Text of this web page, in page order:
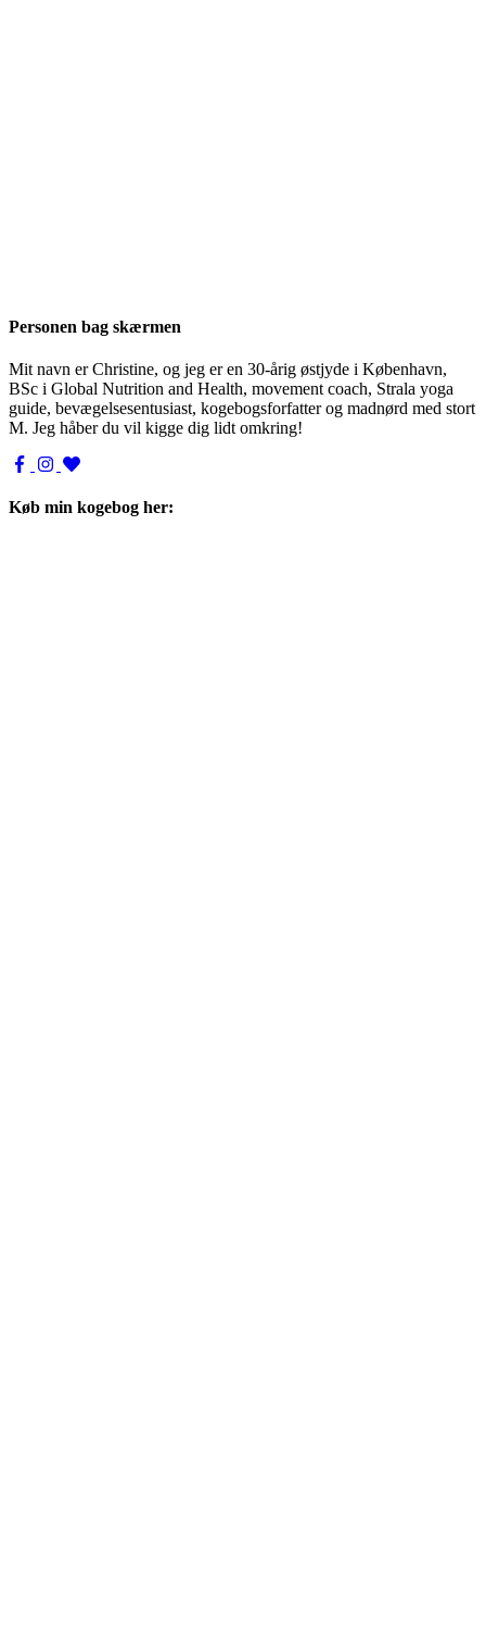
Personen bag skærmen
Mit navn er Christine, og jeg er en 30-årig østjyde i København,
BSc i Global Nutrition and Health, movement coach, Strala yoga
guide, bevægelsesentusiast, kogebogsforfatter og madnørd med stort
M. Jeg håber du vil kigge dig lidt omkring!
Køb min kogebog her: